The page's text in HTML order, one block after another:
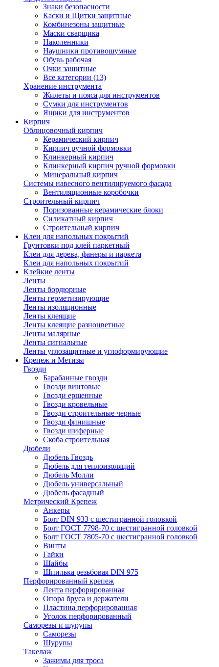
Знаки безопасности
Каски и Щитки защитные
Комбинезоны защитные
Маски сварщика
Наколенники
Наушники противошумные
Обувь рабочая
Очки защитные
Все категории (13)
Хранение инструмента
Жилеты и пояса для инструментов
Сумки для инструментов
Ящики для инструментов
Кирпич
Облицовочный кирпич
Керамический кирпич
Кирпич ручной формовки
Клинкерный кирпич
Клинкерный кирпич ручной формовки
Минеральный кирпич
Системы навесного вентилируемого фасада
Вентиляционные коробочки
Строительный кирпич
Поризованные керамические блоки
Силикатный кирпич
Строительный кирпич
Клеи для напольных покрытий
Грунтовки под клей паркетный
Клеи для дерева, фанеры и паркета
Клеи для напольных покрытий
Клейкие ленты
Ленты
Ленты бордюрные
Ленты герметизирующие
Ленты изоляционные
Ленты клеящие
Ленты клеящие разноцветные
Ленты малярные
Ленты сигнальные
Ленты углозащитные и углоформирующие
Крепеж и Метизы
Гвозди
Барабанные гвозди
Гвозди винтовые
Гвозди ершенные
Гвозди кровельные
Гвозди строительные черные
Гвозди финишные
Гвозди шиферные
Скоба строительная
Дюбели
Дюбель Гвоздь
Дюбель для теплоизоляций
Дюбель Молли
Дюбель универсальный
Дюбель фасадный
Метрический Крепеж
Анкеры
Болт DIN 933 с шестигранной головкой
Болт ГОСТ 7798-70 с шестигранной головкой
Болт ГОСТ 7805-70 с шестигранной головкой
Винты
Гайки
Шайбы
Шпилька резьбовая DIN 975
Перфорированный крепеж
Лента перфорированная
Опора бруса и держатели
Пластина перфорированная
Уголок перфорированный
Саморезы и шурупы
Саморезы
Шурупы
Такелаж
Зажимы для троса